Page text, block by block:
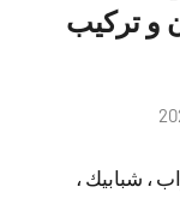
و تركيب
تعليقات
، شبابيك ،